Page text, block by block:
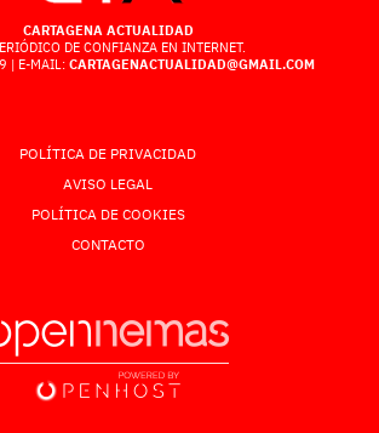
CARTAGENA ACTUALIDAD
DE CONFIANZA EN INTERNET.
| E-MAIL: CARTAGENACTUALIDAD@GMAIL.COM
POLÍTICA DE PRIVACIDAD
AVISO LEGAL
POLÍTICA DE COOKIES
CONTACTO